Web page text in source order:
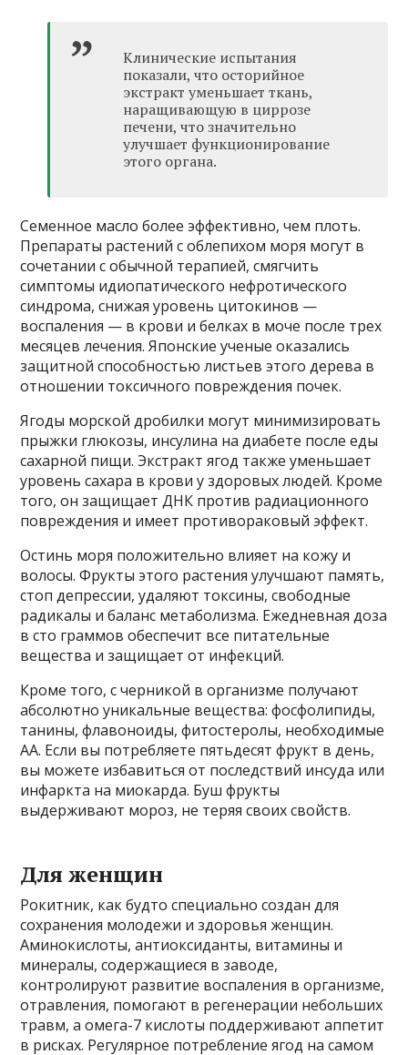
Клинические испытания
показали, что осторийное
экстракт уменьшает ткань,
наращивающую в циррозе
печени, что значительно
улучшает функционирование
этого органа.
Семенное масло более эффективно, чем плоть.
Препараты растений с облепихом моря могут в
сочетании с обычной терапией, смягчить
симптомы идиопатического нефротического
синдрома, снижая уровень цитокинов —
воспаления — в крови и белках в моче после трех
месяцев лечения. Японские ученые оказались
защитной способностью листьев этого дерева в
отношении токсичного повреждения почек.
Ягоды морской дробилки могут минимизировать
прыжки глюкозы, инсулина на диабете после еды
сахарной пищи. Экстракт ягод также уменьшает
уровень сахара в крови у здоровых людей. Кроме
того, он защищает ДНК против радиационного
повреждения и имеет противораковый эффект.
Остинь моря положительно влияет на кожу и
волосы. Фрукты этого растения улучшают память,
стоп депрессии, удаляют токсины, свободные
радикалы и баланс метаболизма. Ежедневная доза
в сто граммов обеспечит все питательные
вещества и защищает от инфекций.
Кроме того, с черникой в ​​организме получают
абсолютно уникальные вещества: фосфолипиды,
танины, флавоноиды, фитостеролы, необходимые
AA. Если вы потребляете пятьдесят фрукт в день,
вы можете избавиться от последствий инсуда или
инфаркта на миокарда. Буш фрукты
выдерживают мороз, не теряя своих свойств.
Для женщин
Рокитник, как будто специально создан для
сохранения молодежи и здоровья женщин.
Аминокислоты, антиоксиданты, витамины и
минералы, содержащиеся в заводе,
контролируют развитие воспаления в организме,
отравления, помогают в регенерации небольших
травм, а омега-7 кислоты поддерживают аппетит
в рисках. Регулярное потребление ягод на самом